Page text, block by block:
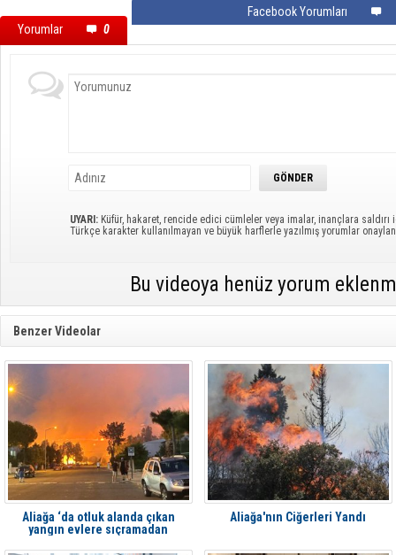
Yorumlar 0
Facebook Yorumları
UYARI: Küfür, hakaret, rencide edici cümleler veya imalar, inançlara saldırı
Türkçe karakter kullanılmayan ve büyük harflerle yazılmış yorumlar
Bu videoya henüz yorum
Benzer Videolar
Aliağa ‘da otluk alanda çıkan
yangın evlere sıçramadan
Aliağa'nın Ciğerleri Yandı